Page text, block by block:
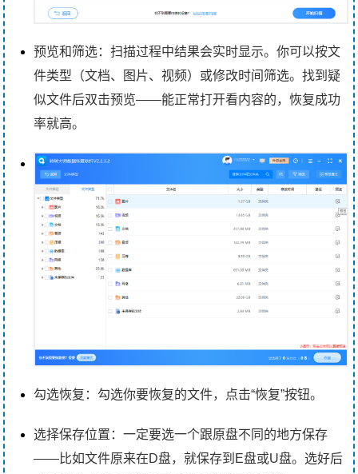
预览和筛选：扫描过程中结果会实时显示。你可以按文
件类型（文档、图片、视频）或修改时间筛选。找到疑
似文件后双击预览——能正常打开看内容的，恢复成功
率就高。
勾选恢复：勾选你要恢复的文件，点击“恢复”按钮。
选择保存位置：一定要选一个跟原盘不同的地方保存
——比如文件原来在D盘，就保存到E盘或U盘。选好后